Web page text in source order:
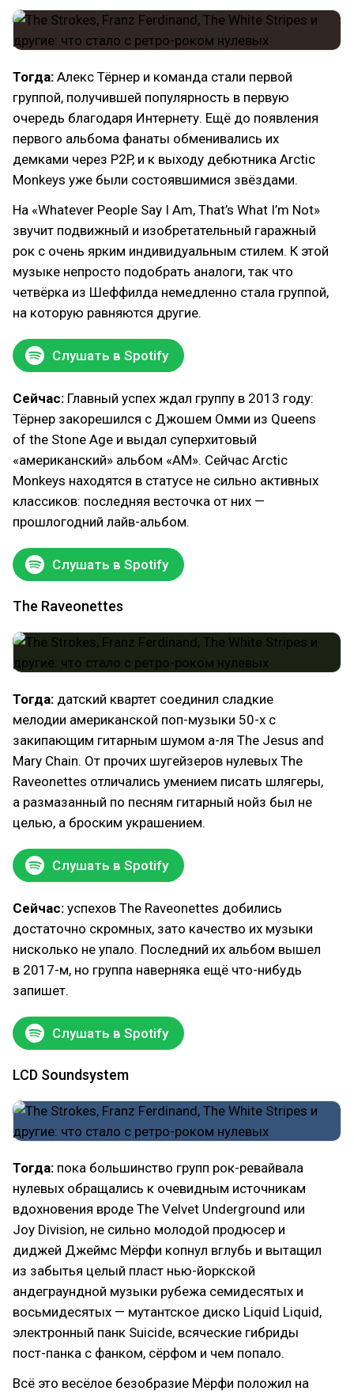
Тогда: Алекс Тёрнер и команда стали первой
группой, получившей популярность в первую
очередь благодаря Интернету. Ещё до появления
первого альбома фанаты обменивались их
демками через P2P, и к выходу дебютника Arctic
Monkeys уже были состоявшимися звёздами.
На «Whatever People Say I Am, That’s What I’m Not»
звучит подвижный и изобретательный гаражный
рок с очень ярким индивидуальным стилем. К этой
музыке непросто подобрать аналоги, так что
четвёрка из Шеффилда немедленно стала группой,
на которую равняются другие.
Слушать в Spotify
Сейчас: Главный успех ждал группу в 2013 году:
Тёрнер закорешился с Джошем Омми из Queens
of the Stone Age и выдал суперхитовый
«американский» альбом «AM». Сейчас Arctic
Monkeys находятся в статусе не сильно активных
классиков: последняя весточка от них —
прошлогодний лайв-альбом.
Слушать в Spotify
The Raveonettes
Тогда: датский квартет соединил сладкие
мелодии американской поп-музыки 50-х с
закипающим гитарным шумом а-ля The Jesus and
Mary Chain. От прочих шугейзеров нулевых The
Raveonettes отличались умением писать шлягеры,
а размазанный по песням гитарный нойз был не
целью, а броским украшением.
Слушать в Spotify
Сейчас: успехов The Raveonettes добились
достаточно скромных, зато качество их музыки
нисколько не упало. Последний их альбом вышел
в 2017-м, но группа наверняка ещё что-нибудь
запишет.
Слушать в Spotify
LCD Soundsystem
Тогда: пока большинство групп рок-ревайвала
нулевых обращались к очевидным источникам
вдохновения вроде The Velvet Underground или
Joy Division, не сильно молодой продюсер и
диджей Джеймс Мёрфи копнул вглубь и вытащил
из забытья целый пласт нью-йоркской
андеграундной музыки рубежа семидесятых и
восьмидесятых — мутантское диско Liquid Liquid,
электронный панк Suicide, всяческие гибриды
пост-панка с фанком, сёрфом и чем попало.
Всё это весёлое безобразие Мёрфи положил на